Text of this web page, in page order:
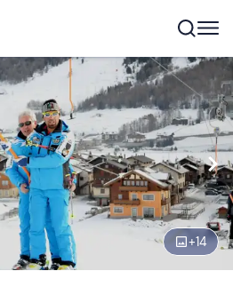
+14
Regala
Modifica
Modifica
1